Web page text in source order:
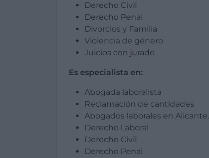
Derecho Civil
Derecho Penal
Divorcios y Familia
Violencia de género
Juicios con jurado
Es especialista en:
Abogada laboralista
Reclamación de cantidades
Abogados laborales en Alicante.
Derecho Laboral
Derecho Civil
Derecho Penal